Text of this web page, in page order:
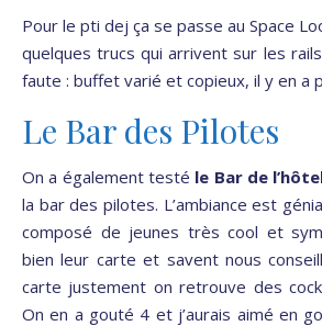
Pour le pti dej ça se passe au Space
quelques trucs qui arrivent sur les
faute : buffet varié et copieux, il y en a
Le Bar des Pilotes
On a également testé le Bar de
la bar des pilotes. L’ambiance est
composé de jeunes très cool et
bien leur carte et savent nous
carte justement on retrouve des
On en a gouté 4 et j’aurais aimé en